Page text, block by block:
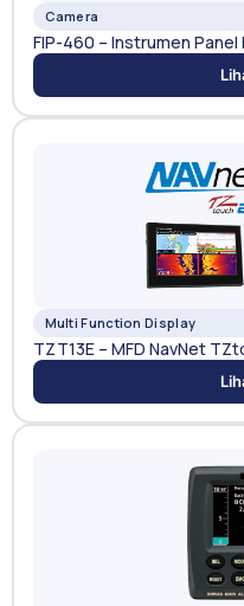
Camera
FIP-460 – Instrumen
Multi Function Display
TZT13E – MFD NavNet